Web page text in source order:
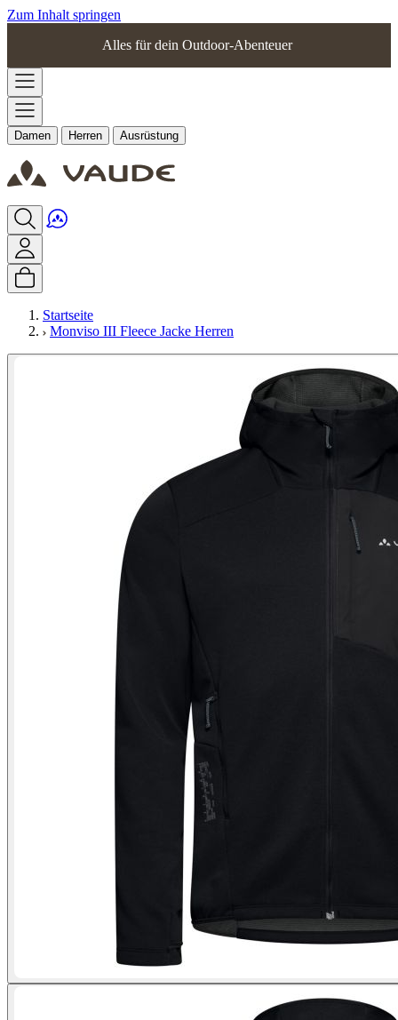
Zum Inhalt springen
Alles für dein Outdoor-Abenteuer
Damen Herren Ausrüstung
Startseite
Monviso III Fleece Jacke Herren